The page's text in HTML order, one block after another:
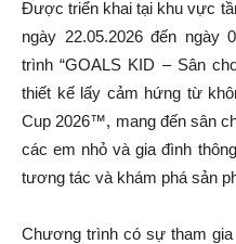
Được triển khai tại khu vực
ngày 22.05.2026 đến ngày
trình “GOALS KID – Sân
thiết kế lấy cảm hứng từ
Cup 2026™, mang đến sân
các em nhỏ và gia đình
tương tác và khám phá sản
Chương trình có sự tham